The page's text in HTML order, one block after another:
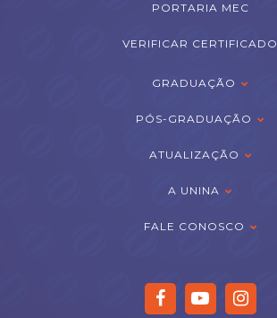
PORTARIA MEC
VERIFICAR CERTIFICADO
GRADUAÇÃO
PÓS-GRADUAÇÃO
ATUALIZAÇÃO
A UNINA
FALE CONOSCO